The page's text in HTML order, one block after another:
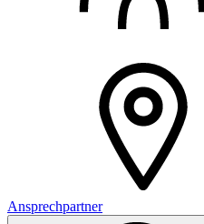
Ansprechpartner